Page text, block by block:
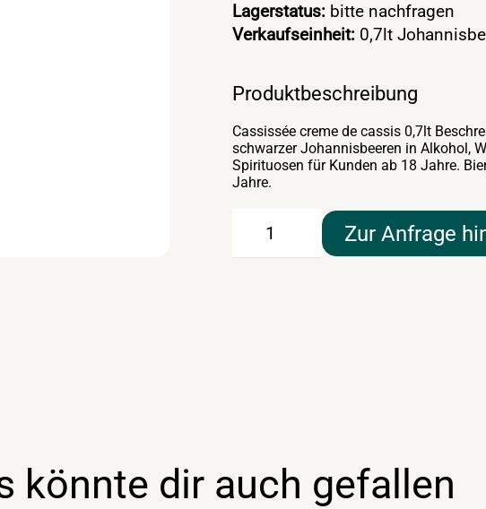
Lagerstatus: bitte nachfragen
Verkaufseinheit: 0,7lt
Produktbeschreibung
Cassissée creme de cassis 0,7lt
schwarzer Johannisbeeren in Alkohol,
Spirituosen für Kunden ab 18 Jahre.
Jahre.
creme
Zur Anfrage
könnte dir auch gefallen